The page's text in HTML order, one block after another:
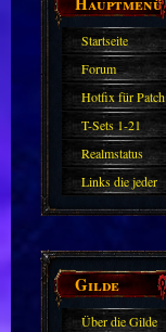
Startseite
Forum
Hotfix für Patch
11.X
T-Sets 1-21
Realmstatus
Links die jeder
kennen sollte?!
Gilde
Über die Gilde